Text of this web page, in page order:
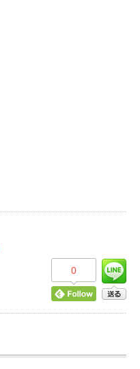
0